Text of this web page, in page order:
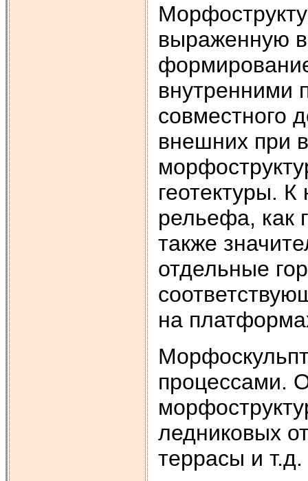
выраженную в
внутренними
совместного
внешних при
геотектуры.
рельефа, как
также
отдельные
на
процессами.
ледниковых
террасы и т.д.